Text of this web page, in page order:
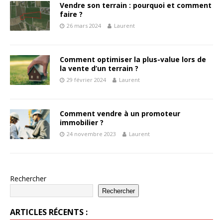
Vendre son terrain : pourquoi et comment
faire ?
26 mars 2024 Laurent
Comment optimiser la plus-value lors de
la vente d’un terrain ?
29 février 2024 Laurent
Comment vendre à un promoteur
immobilier ?
24 novembre 2023 Laurent
Rechercher
Rechercher
ARTICLES RÉCENTS :